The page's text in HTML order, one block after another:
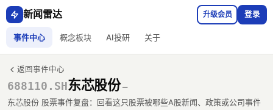
新闻雷达
事件中心 概念板块 AI投研 关于
升级会员 登录
返回事件中心
688110.SH东芯股份 —
东芯股份 股票事件复盘：回看这只股票被哪些A股新闻、政策或公司事件